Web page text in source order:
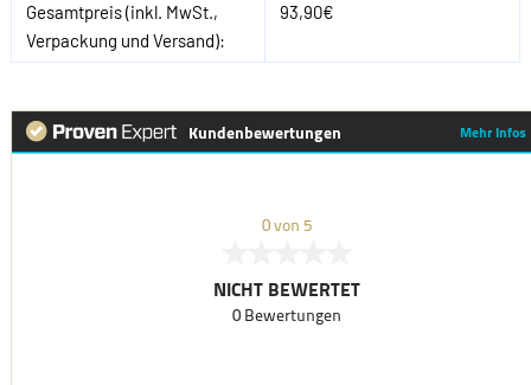
Gesamtpreis (inkl. MwSt.,
Verpackung und Versand):
93,90€